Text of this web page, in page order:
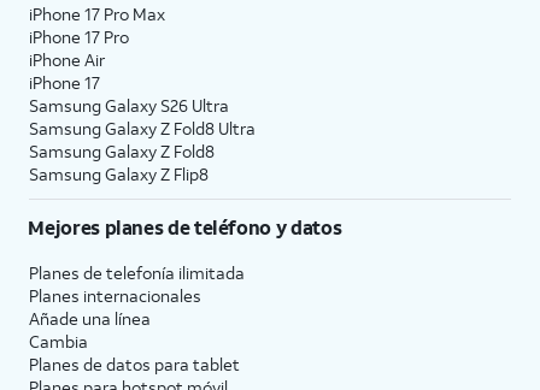
iPhone 17 Pro Max
iPhone 17 Pro
iPhone Air
iPhone 17
Samsung Galaxy S26 Ultra
Samsung Galaxy Z Fold8 Ultra
Samsung Galaxy Z Fold8
Samsung Galaxy Z Flip8
Mejores planes de teléfono y datos
Planes de telefonía ilimitada
Planes internacionales
Añade una línea
Cambia
Planes de datos para tablet